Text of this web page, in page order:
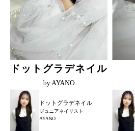
ドットグラデネイル
by AYANO
ドットグラデネイル
ジュニアネイリスト
AYANO